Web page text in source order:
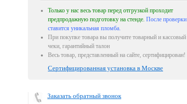
Только у нас весь товар перед отгрузкой проходит
предпродажную подготовку на стенде. После проверки
ставится уникальная пломба.
При покупке товара вы получите товарный и кассовый
чеки, гарантийный талон
Весь товар, представленный на сайте, сертифицирован!
Сертифицированная установка в Москве
Заказать обратный звонок